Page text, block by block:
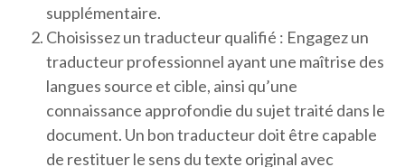
supplémentaire.
Choisissez un traducteur qualifié : Engagez un
traducteur professionnel ayant une maîtrise des
langues source et cible, ainsi qu’une
connaissance approfondie du sujet traité dans le
document. Un bon traducteur doit être capable
de restituer le sens du texte original avec